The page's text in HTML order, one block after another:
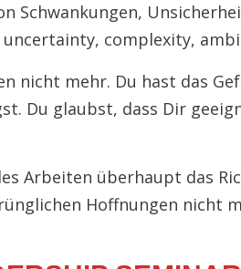
Schwankungen,
complexity,
nicht mehr. Du hast das
Du glaubst, dass Dir
Arbeiten überhaupt das
Hoffnungen nicht